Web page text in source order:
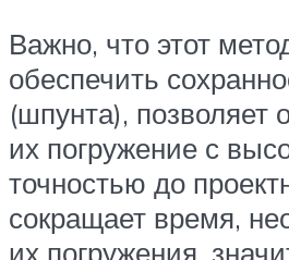
Важно, что этот
обеспечить
(шпунта), позволяет
их погружение с
точностью до
сокращает время,
их погружения,